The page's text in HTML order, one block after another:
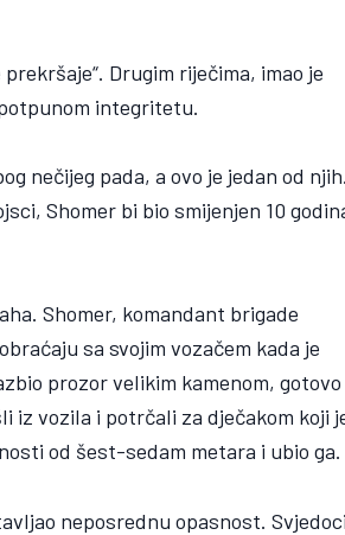
Drugim riječima, imao je
integritetu.
nečijeg pada, a ovo je jedan od
Shomer bi bio smijenjen 10
Shomer, komandant brigade
sa svojim vozačem kada je
prozor velikim kamenom, gotovo
iz vozila i potrčali za dječakom koji
od šest-sedam metara i ubio ga.
neposrednu opasnost.